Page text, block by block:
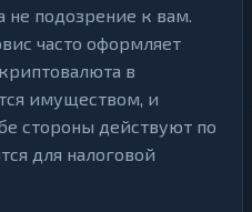
не подозрение к вам.
часто оформляет
в
имуществом, и
стороны действуют по
для налоговой